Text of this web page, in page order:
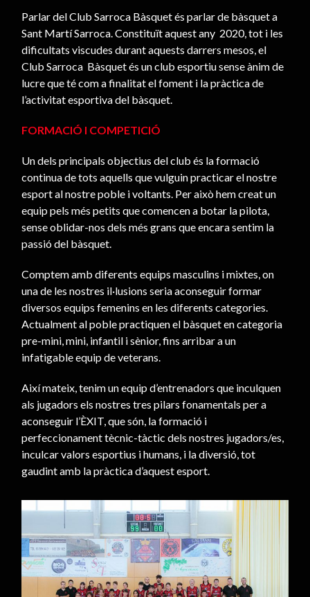
Parlar del Club Sarroca Bàsquet és parlar de bàsquet a
Sant Martí Sarroca. Constituït aquest any 2020, tot i les
dificultats viscudes durant aquests darrers mesos, el
Club Sarroca Bàsquet és un club esportiu sense ànim de
lucre que té com a finalitat el foment i la pràctica de
l’activitat esportiva del bàsquet.
FORMACIÓ I COMPETICIÓ
Un dels principals objectius del club és la formació
continua de tots aquells que vulguin practicar el nostre
esport al nostre poble i voltants. Per això hem creat un
equip pels més petits que comencen a botar la pilota,
sense oblidar-nos dels més grans que encara sentim la
passió del bàsquet.
Comptem amb diferents equips masculins i mixtes, on
una de les nostres il·lusions seria aconseguir formar
diversos equips femenins en les diferents categories.
Actualment al poble practiquen el bàsquet en categoria
pre-mini, mini, infantil i sènior, fins arribar a un
infatigable equip de veterans.
Així mateix, tenim un equip d’entrenadors que inculquen
als jugadors els nostres tres pilars fonamentals per a
aconseguir l’ÈXIT, que són, la formació i
perfeccionament tècnic-tàctic dels nostres jugadors/es,
inculcar valors esportius i humans, i la diversió, tot
gaudint amb la pràctica d’aquest esport.